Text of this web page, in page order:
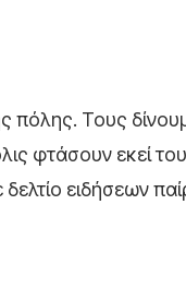
πόλης. Τους
φτάσουν εκεί
ειδήσεων